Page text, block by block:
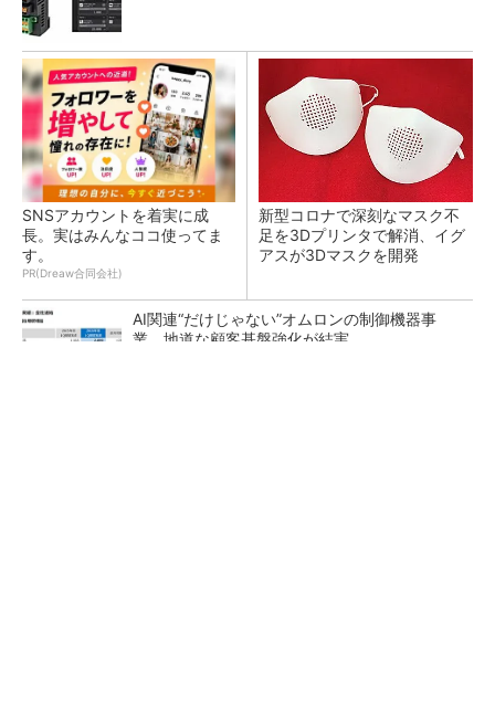
SNSアカウントを着実に成
長。実はみんなココ使ってま
す。
PR(Dreaw合同会社)
新型コロナで深刻なマスク不
足を3Dプリンタで解消、イグ
アスが3Dマスクを開発
AI関連“だけじゃない”オムロンの制御機器事
業、地道な顧客基盤強化が結実